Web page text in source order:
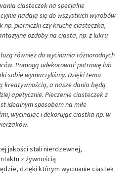
ciasteczek na specjalne
nadają się do wszystkich wyrobów
np. pierniczki czy kruche ciasteczka,
ozdoby na ciasta, np. z lukru
również do wycinania różnorodnych
Pomogą udekorować potrawę lub
sobie wymarzyliśmy. Dzięki temu
kreatywnością, a nasze dania będą
apetycznie. Pieczenie ciasteczek z
idealnym sposobem na miłe
wycinając i dekorując ciastka np. w
jakości stali nierdzewnej,
z żywnością
dzięki którym wycinanie ciastek